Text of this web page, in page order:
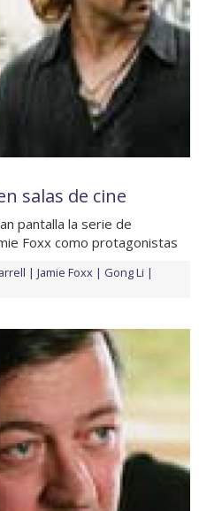
salas de cine
pantalla la serie de
Foxx como protagonistas
Jamie Foxx
Gong Li